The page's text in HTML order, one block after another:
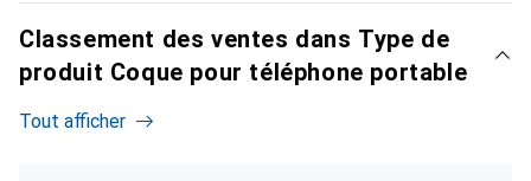
Classement des ventes dans Type de
produit Coque pour téléphone portable
Tout afficher